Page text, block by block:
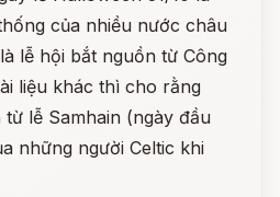
của nhiều nước châu
lễ hội bắt nguồn từ Công
liệu khác thì cho rằng
lễ Samhain (ngày đầu
những người Celtic khi